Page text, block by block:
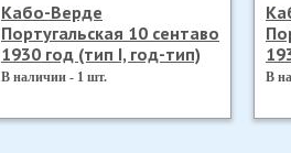
Кабо-Верде
Португальская 10 сентаво
1930 год (тип I, год-тип)
В наличии - 1 шт. В